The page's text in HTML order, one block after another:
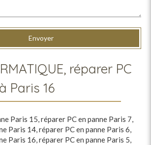
Envoyer
réparer PC
Paris 16
Paris 15,réparer PC en panne Paris 7,
Paris 14,réparer PC en panne Paris 6,
Paris 16,réparer PC en panne Paris 5,